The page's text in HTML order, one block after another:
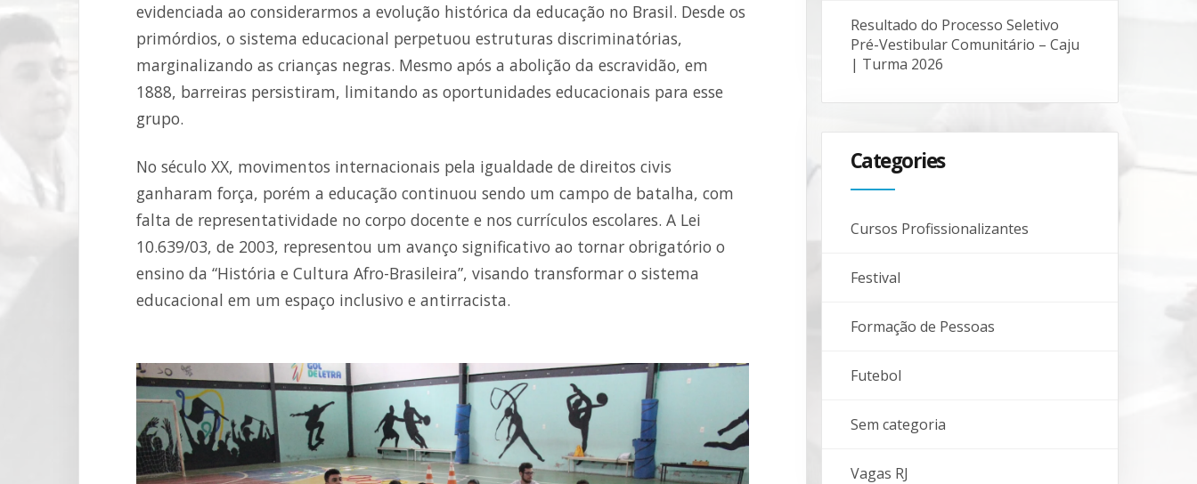
evidenciada ao considerarmos a evolução histórica da educação no Brasil. Desde os
primórdios, o sistema educacional perpetuou estruturas discriminatórias,
marginalizando as crianças negras. Mesmo após a abolição da escravidão, em
1888, barreiras persistiram, limitando as oportunidades educacionais para esse
grupo.
No século XX, movimentos internacionais pela igualdade de direitos civis
ganharam força, porém a educação continuou sendo um campo de batalha, com
falta de representatividade no corpo docente e nos currículos escolares. A Lei
10.639/03, de 2003, representou um avanço significativo ao tornar obrigatório o
ensino da “História e Cultura Afro-Brasileira”, visando transformar o sistema
educacional em um espaço inclusivo e antirracista.
Resultado do Processo Seletivo
Pré-Vestibular Comunitário – Caju
| Turma 2026
Categories
Cursos Profissionalizantes
Festival
Formação de Pessoas
Futebol
Sem categoria
Vagas RJ